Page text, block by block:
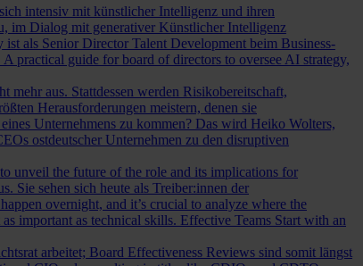
intensiv mit künstlicher Intelligenz und ihren
im Dialog mit generativer Künstlicher Intelligenz
ist als Senior Director Talent Development beim Business-
A practical guide for board of directors to oversee AI strategy,
aus. Stattdessen werden Risikobereitschaft,
Herausforderungen meistern, denen sie
Unternehmens zu kommen? Das wird Heiko Wolters,
ostdeutscher Unternehmen zu den disruptiven
unveil the future of the role and its implications for
Sie sehen sich heute als Treiber:innen der
overnight, and it’s crucial to analyze where the
important as technical skills. Effective Teams Start with an
arbeitet; Board Effectiveness Reviews sind somit längst